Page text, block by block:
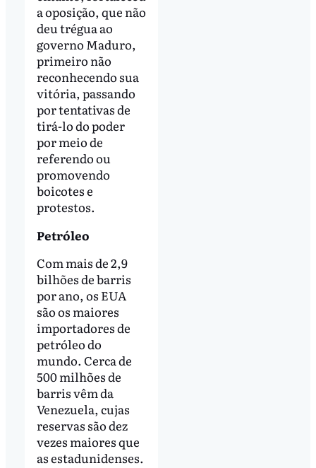
a oposição, que não
deu trégua ao
governo Maduro,
primeiro não
reconhecendo sua
vitória, passando
por tentativas de
tirá-lo do poder
por meio de
referendo ou
promovendo
boicotes e
protestos.
Petróleo
Com mais de 2,9
bilhões de barris
por ano, os EUA
são os maiores
importadores de
petróleo do
mundo. Cerca de
500 milhões de
barris vêm da
Venezuela, cujas
reservas são dez
vezes maiores que
as estadunidenses.